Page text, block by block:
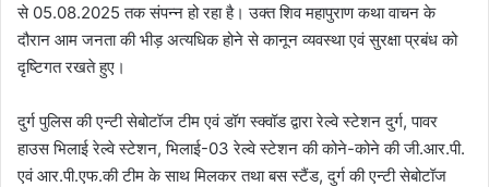
से 05.08.2025 तक संपन्न हो रहा है। उक्त शिव महापुराण कथा वाचन के
दौरान आम जनता की भीड़ अत्यधिक होने से कानून व्यवस्था एवं सुरक्षा प्रबंध को
दृष्टिगत रखते हुए।
दुर्ग पुलिस की एन्टी सेबोटॉज टीम एवं डॉग स्क्वॉड द्वारा रेल्वे स्टेशन दुर्ग, पावर
हाउस भिलाई रेल्वे स्टेशन, भिलाई-03 रेल्वे स्टेशन की कोने-कोने की जी.आर.पी.
एवं आर.पी.एफ.की टीम के साथ मिलकर तथा बस स्टैंड, दुर्ग की एन्टी सेबोटॉज